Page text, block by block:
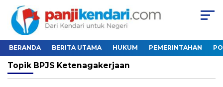
BERANDA BERITA UTAMA HUKUM PEMERINTAHAN
Topik BPJS Ketenagakerjaan